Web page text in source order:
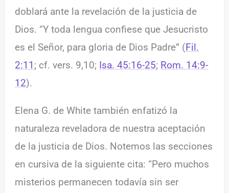
doblará ante la revelación de la justicia de
Dios. “Y toda lengua confiese que Jesucristo
es el Señor, para gloria de Dios Padre” (Fil.
2:11 ; cf. vers. 9,10; Isa. 45:16-25; Rom. 14:9-
12).
Elena G. de White también enfatizó la
naturaleza reveladora de nuestra aceptación
de la justicia de Dios. Notemos las secciones
en cursiva de la siguiente cita: “Pero muchos
misterios permanecen todavía sin ser